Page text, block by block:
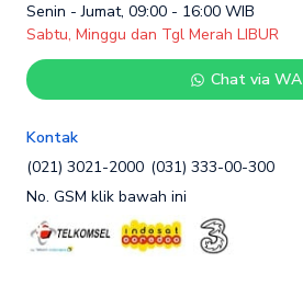
Senin - Jumat, 09:00 - 16:00 WIB
Sabtu, Minggu dan Tgl Merah LIBUR
Chat via WA
Kontak
(021) 3021-2000 (031) 333-00-300
No. GSM klik bawah ini